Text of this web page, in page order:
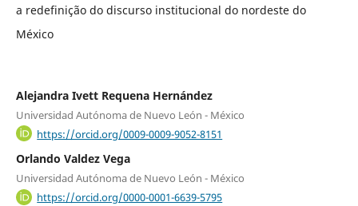
a redefinição do discurso institucional do nordeste do
México
Alejandra Ivett Requena Hernández
Universidad Autónoma de Nuevo León - México
https://orcid.org/0009-0009-9052-8151
Orlando Valdez Vega
Universidad Autónoma de Nuevo León - México
https://orcid.org/0000-0001-6639-5795